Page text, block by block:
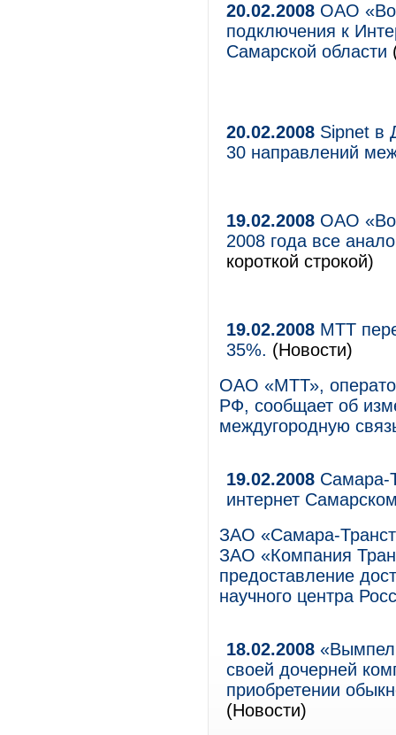
20.02.2008 ОАО
подключения к
Самарской области
20.02.2008 Sipnet в
30 направлений
19.02.2008 ОАО
2008 года все
короткой строкой)
19.02.2008 МТТ
35%. (Новости)
ОАО «МТТ»,
РФ, сообщает об
междугородную
19.02.2008 Самара-
интернет
ЗАО «Самара-
ЗАО «Компания
предоставление
научного центра
18.02.2008
своей дочерней
приобретении
(Новости)